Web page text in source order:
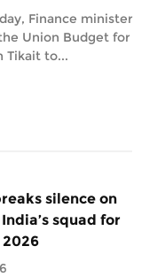
Finance minister
Union Budget for
Tikait to...
silence on
squad for
2026